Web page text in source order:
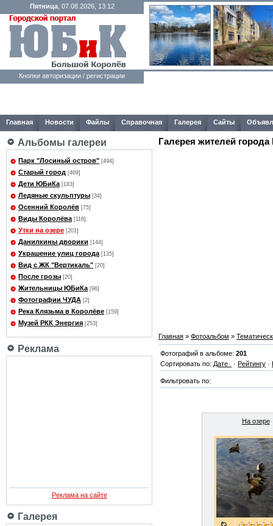
Пятница, 07.08.2026, 13:12
Кнопки авторизации / регистрации
Главная Новости Файлы Справочная Галерея Сайты
Альбомы галереи
Парк "Лосиный остров" [494]
Старый город [469]
Дети ЮБиКа [183]
Ледяные скульптуры [34]
Осенний Королёв [75]
Виды Королёва [116]
Утки на озере [201]
Данилкины дворики [144]
Украшение улиц города [135]
Вид с ЖК "Вертикаль" [20]
После грозы [20]
Жительницы ЮБиКа [96]
Фотографии ЧУДА [2]
Река Клязьма в Королёве [159]
Музей РКК Энергия [253]
Реклама
Реклама на сайте
Галерея
Галерея жителей города
Главная » Фотоальбом »
Фотографий в альбоме: 201
Сортировать по: Дате · Рейтингу ·
Фильтровать по:
На озере